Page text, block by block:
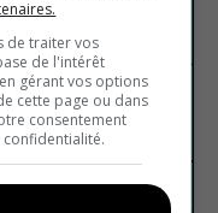
!
Vrai ou faux
de traiter vos
de l'intérêt
gérant vos options
cette page ou dans
consentement